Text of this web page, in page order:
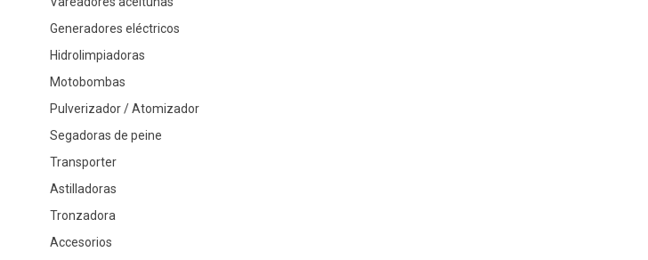
Generadores eléctricos
Hidrolimpiadoras
Motobombas
Pulverizador / Atomizador
Segadoras de peine
Transporter
Astilladoras
Tronzadora
Accesorios